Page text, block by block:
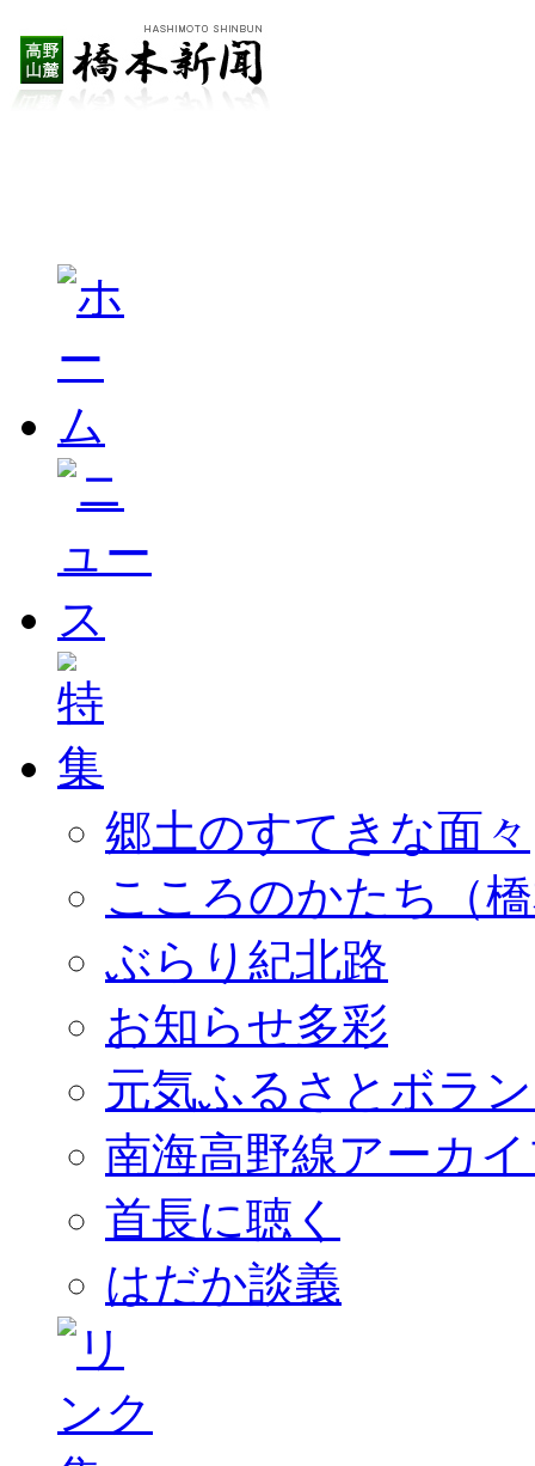
郷土のすてきな面々
こころのかたち（
ぶらり紀北路
お知らせ多彩
元気ふるさとボラ
南海高野線アーカ
首長に聴く
はだか談義